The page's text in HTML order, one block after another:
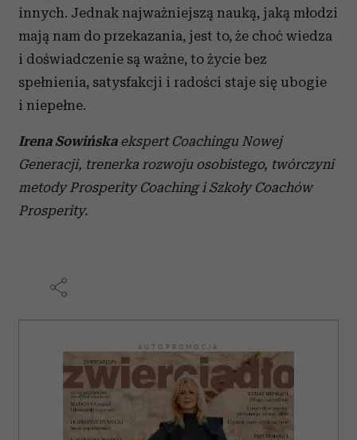
innych. Jednak najważniejszą nauką, jaką młodzi
mają nam do przekazania, jest to, że choć wiedza
i doświadczenie są ważne, to życie bez
spełnienia, satysfakcji i radości staje się ubogie
i niepełne.
Irena Sowińskaekspert Coachingu Nowej
Generacji, trenerka rozwoju osobistego, twórczyni
metody Prosperity Coaching i Szkoły Coachów
Prosperity.
AUTOPROMOCJA